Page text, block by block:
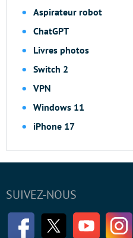
Aspirateur robot
ChatGPT
Livres photos
Switch 2
VPN
Windows 11
iPhone 17
SUIVEZ-NOUS
FacebookTwitter Youtube